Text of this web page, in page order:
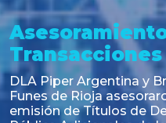
Noticia
CNV: Criterio
colocaciones primarias